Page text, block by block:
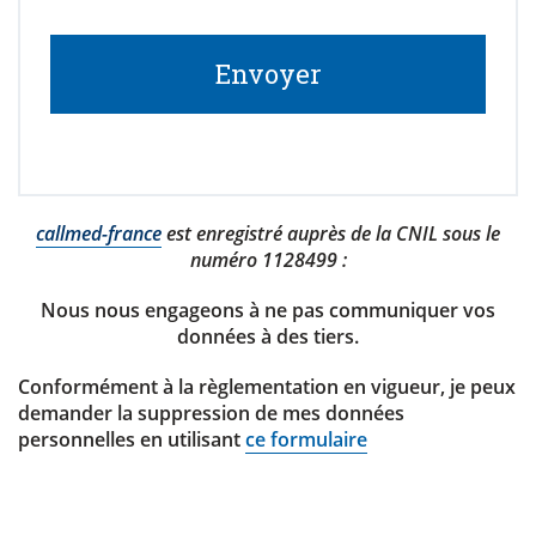
callmed-franceest enregistré auprès de la CNIL sous le
numéro 1128499 :
Nous nous engageons à ne pas communiquer vos
données à des tiers.
Conformément à la règlementation en vigueur, je peux
demander la suppression de mes données
personnelles en utilisantce formulaire